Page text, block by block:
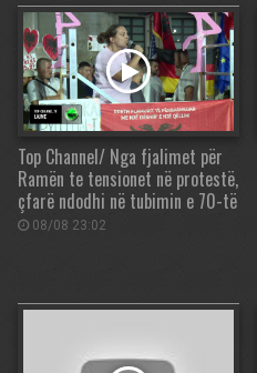
Top Channel/ Nga fjalimet për
Ramën te tensionet në protestë,
çfarë ndodhi në tubimin e 70-të
08/08 23:02